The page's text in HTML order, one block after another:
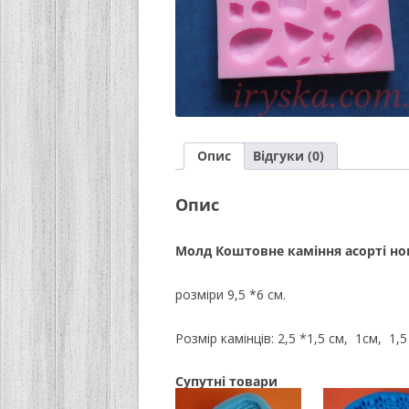
Опис Відгуки (0)
Опис
Молд Коштовне каміння асорті
розміри 9,5 *6 см.
Розмір камінців: 2,5 *1,5 см, 1см,
Супутні товари